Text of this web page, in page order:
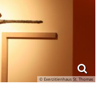
© Exerzitienhaus St. Thomas